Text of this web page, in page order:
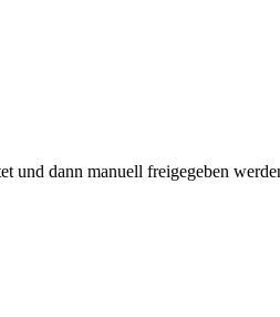
und dann manuell freigegeben